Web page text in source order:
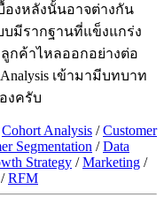
องหลังนั้นอาจต่างกัน
บมีรากฐานที่แข็งแกร่ง
กค้าไหลออกอย่างต่อ
เข้ามามีบทบาท
งครับ
Cohort Analysis /Customer
Segmentation /Data
Strategy /Marketing /
/RFM